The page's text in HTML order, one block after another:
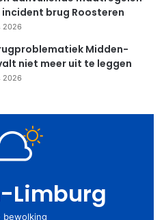
incident brug Roosteren
2026
Midden-
niet meer uit te leggen
2026
Limburg
bewolking